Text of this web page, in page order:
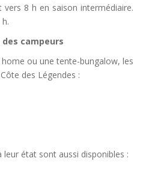
vers 8 h en saison intermédiaire.
campeurs
ou une tente-bungalow, les
des Légendes :
état sont aussi disponibles :